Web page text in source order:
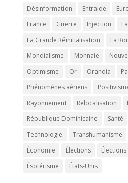
Désinformation
Entraide
France
Guerre Injection
La Grande Réinitialisation
La
Mondialisme
Monnaie
Optimisme
Or Orandia
Phénomènes aériens
Rayonnement
Relocalisation
République Dominicaine
Santé
Technologie
Transhumanisme
Économie
Élections
Ésotérisme
États-Unis